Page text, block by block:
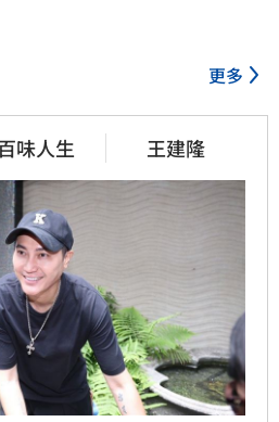
更多
味人生 王建隆